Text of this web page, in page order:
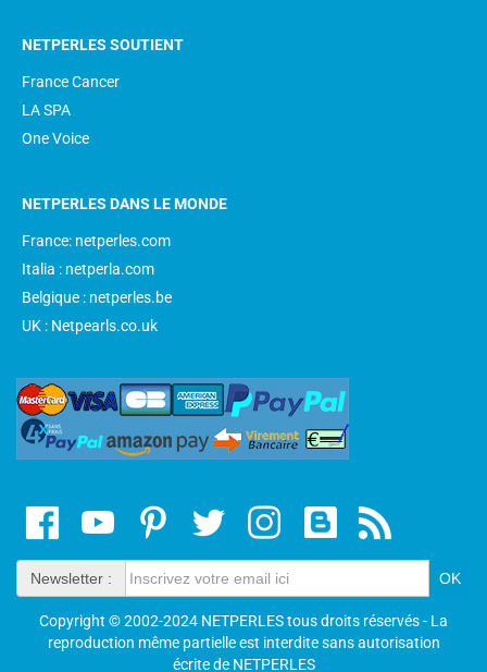
NETPERLES SOUTIENT
France Cancer
LA SPA
One Voice
NETPERLES DANS LE MONDE
France: netperles.com
Italia : netperla.com
Belgique : netperles.be
UK : Netpearls.co.uk
Newsletter :
Copyright © 2002-2024 NETPERLES tous droits réservés - La
reproduction même partielle est interdite sans autorisation
écrite de NETPERLES